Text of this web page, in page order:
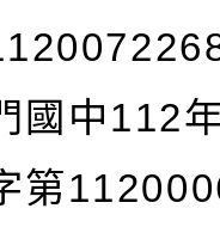
國中112
第